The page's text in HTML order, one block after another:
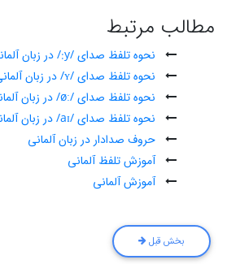
مطالب مرتبط
نحوه تلفظ صدای /y:/ در زبان آلمانی
نحوه تلفظ صدای /ʏ/ در زبان آلمانی
نحوه تلفظ صدای /øː/ در زبان آلمانی
نحوه تلفظ صدای /aɪ/ در زبان آلمانی
حروف صدادار در زبان آلمانی
آموزش تلفظ آلمانی
آموزش آلمانی
بخش قبل